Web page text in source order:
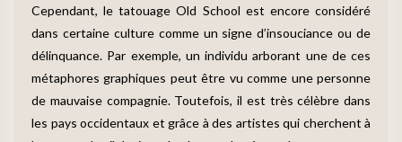
Cependant, le tatouage Old School est encore considéré
dans certaine culture comme un signe d’insouciance ou de
délinquance. Par exemple, un individu arborant une de ces
métaphores graphiques peut être vu comme une personne
de mauvaise compagnie. Toutefois, il est très célèbre dans
les pays occidentaux et grâce à des artistes qui cherchent à